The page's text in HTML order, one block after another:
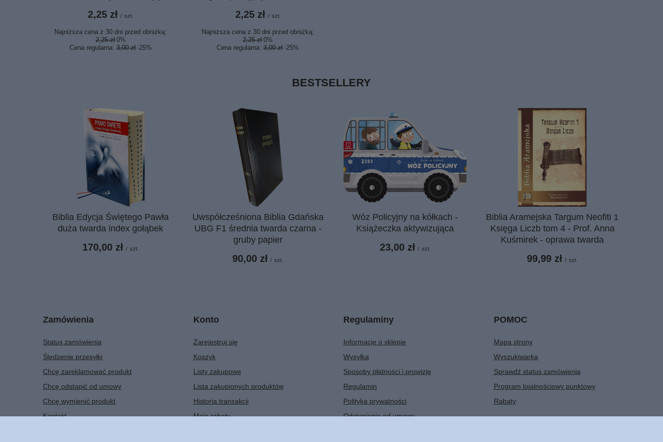
2,25 zł / szt.
Najniższa cena z 30 dni przed obniżką:
2,25 zł 0%
Cena regularna: 3,00 zł -25%
2,25 zł / szt.
Najniższa cena z 30 dni przed obniżką:
2,25 zł 0%
Cena regularna:3,00 zł -25%
BESTSELLERY
Biblia Edycja Świętego Pawła
duża twarda index gołąbek
170,00 zł / szt.
Uwspółcześniona Biblia Gdańska
UBG F1 średnia twarda czarna -
gruby papier
90,00 zł / szt.
Wóz Policyjny na kółkach -
Książeczka aktywizująca
23,00 zł / szt.
Biblia Aramejska Targum Neofiti 1
Księga Liczb tom 4 - Prof. Anna
Kuśmirek - oprawa twarda
99,99 zł / szt.
Zamówienia
Status zamówienia
Śledzenie przesyłki
Chcę zareklamować produkt
Chcę odstąpić od umowy
Chcę wymienić produkt
Kontakt
Konto
Zarejestruj się
Koszyk
Listy zakupowe
Lista zakupionych produktów
Historia transakcji
Moje rabaty
Regulaminy
Informacje o sklepie
Wysyłka
Sposoby płatności i prowizje
Regulamin
Polityka prywatności
Odstąpienie od umowy
POMOC
Mapa strony
Wyszukiwarka
Sprawdź status zamówienia
Program lojalnościowy punktowy
Rabaty